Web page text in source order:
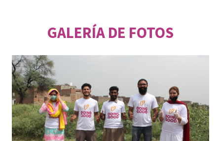
GALERÍA DE FOTOS